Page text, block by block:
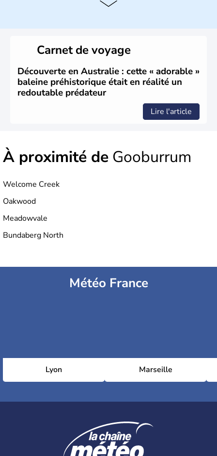
humaines. Il faut attendre 1522 pour qu'un explorateur
portugais découvre le continent australien, puis les
années 1700 pour que l'île devienne une terre
d'émigration européenne. La Grande-Bretagne
revendique son appartenance le 26 janvier 1788,
désormais jour de la fête nationale australienne. Cette
monarchie constitutionnelle est encore placée sous le
Carnet de voyage
Découverte en Australie : cette « adorable »
baleine préhistorique était en réalité un
redoutable prédateur
Lire l'article
À proximité de Gooburrum
Welcome Creek
Oakwood
Meadowvale
Bundaberg North
Météo France
Lyon Marseille